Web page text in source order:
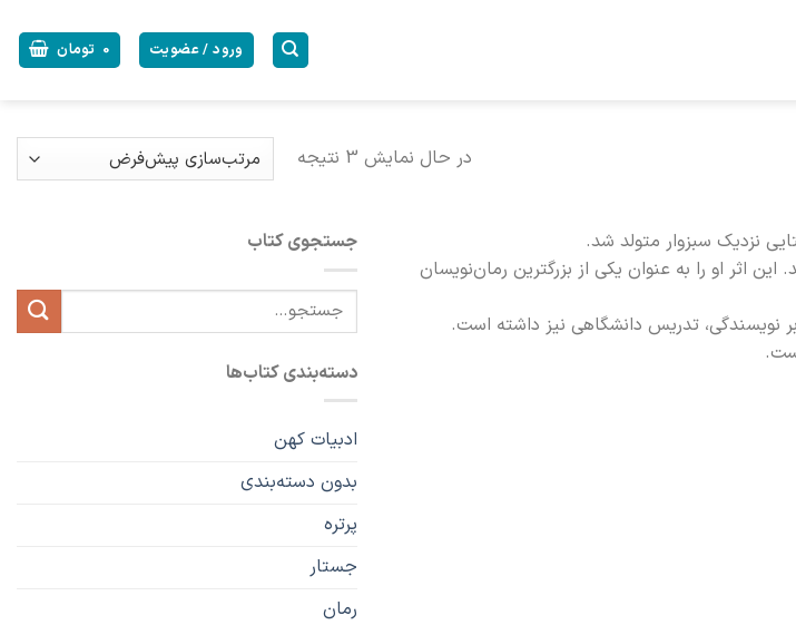
ورود / عضویت 0 تومان
در حال نمایش 3 نتیجه
رمان ده‌جلدی «کلیدر» است که بین سال‌های ۱۳۵۷ تا ۱۳۶۳ منتشر شد. این اثر او را به عنوان یکی از بزرگترین رمان‌نویسان
نویسندگی، تدریس دانشگاهی نیز داشته است.
جستجوی کتاب
جستجو
برای:
دسته‌بندی کتاب‌ها
ادبیات کهن
بدون دسته‌بندی
پرتره
جستار
رمان